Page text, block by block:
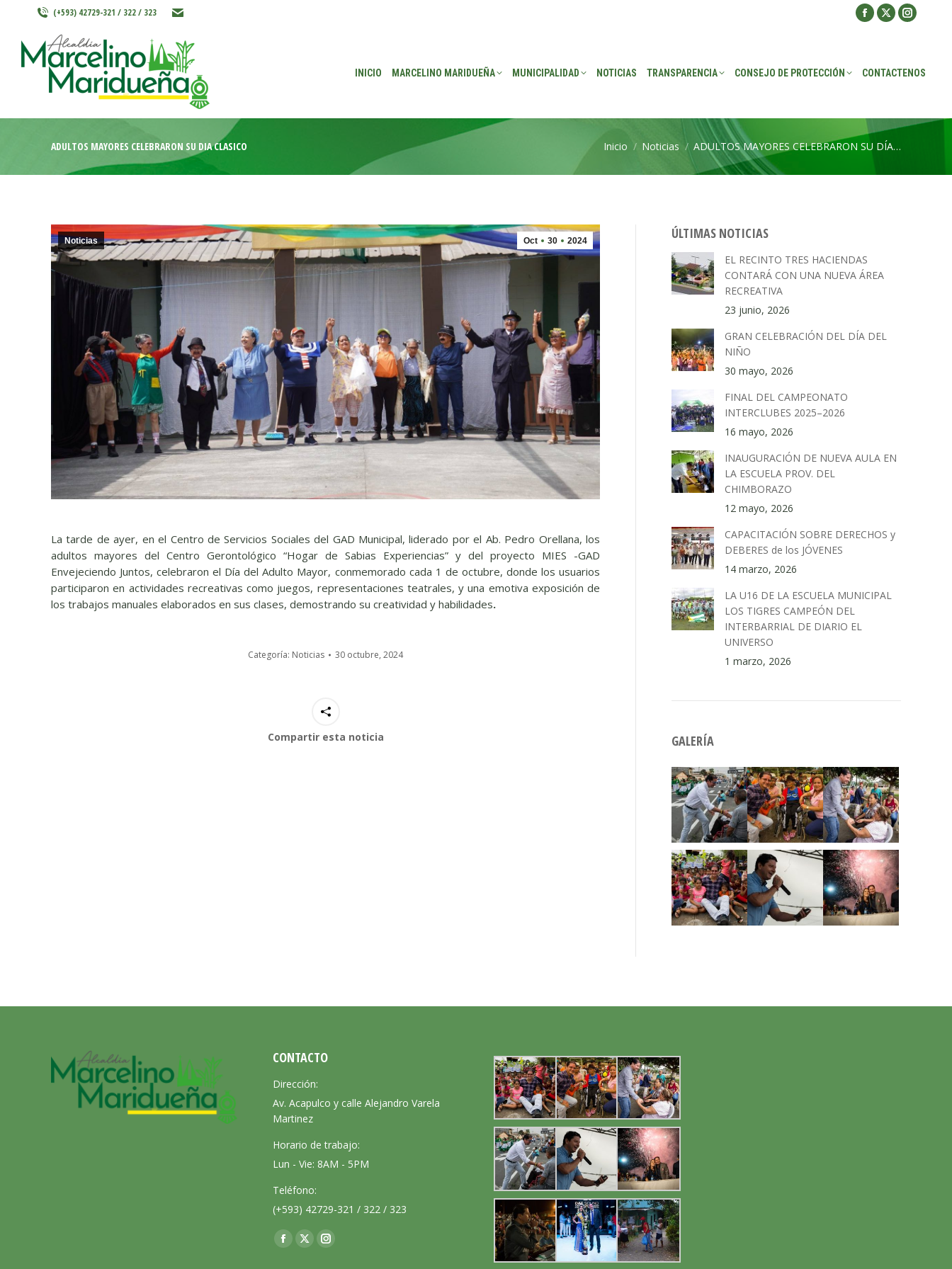
(+593) 42729-321 / 322 / 323
Facebook
in
X
in
in
INICIO MARCELINO MARIDUEÑA MUNICIPALIDAD NOTICIAS TRANSPARENCIA CONSEJO DE PROTECCIÓN CONTACTENOS
ADULTOS MAYORES CELEBRARON SU DÍA CLÁSICO Estás aquí:
Inicio Noticias ADULTOS MAYORES CELEBRARON SU DÍA…
Oct 30 2024
Noticias
La tarde de ayer, en el Centro de Servicios Sociales del GAD Municipal, liderado por el Ab. Pedro Orellana, los
adultos mayores del Centro Gerontológico “Hogar de Sabias Experiencias” y del proyecto MIES -GAD
Envejeciendo Juntos, celebraron el Día del Adulto Mayor, conmemorado cada 1 de octubre, donde los usuarios
participaron en actividades recreativas como juegos, representaciones teatrales, y una emotiva exposición de
los trabajos manuales elaborados en sus clases, demostrando su creatividad y habilidades.
Categoría: Noticias 30 octubre, 2024
Compartir esta noticia
ÚLTIMAS NOTICIAS
EL RECINTO TRES HACIENDAS
CONTARÁ CON UNA NUEVA ÁREA
RECREATIVA
23 junio, 2026
GRAN CELEBRACIÓN DEL DÍA DEL
NIÑO
30 mayo, 2026
FINAL DEL CAMPEONATO
INTERCLUBES 2025–2026
16 mayo, 2026
INAUGURACIÓN DE NUEVA AULA EN
LA ESCUELA PROV. DEL
CHIMBORAZO
12 mayo, 2026
CAPACITACIÓN SOBRE DERECHOS y
DEBERES de los JÓVENES
14 marzo, 2026
LA U16 DE LA ESCUELA MUNICIPAL
LOS TIGRES CAMPEÓN DEL
INTERBARRIAL DE DIARIO EL
UNIVERSO
1 marzo, 2026
GALERÍA
CONTACTO
Dirección:
Av. Acapulco y calle Alejandro Varela
Martinez
Horario de trabajo:
Lun - Vie: 8AM - 5PM
Teléfono:
(+593) 42729-321 / 322 / 323
Encuéntranos en:
Facebook
X
Instagram